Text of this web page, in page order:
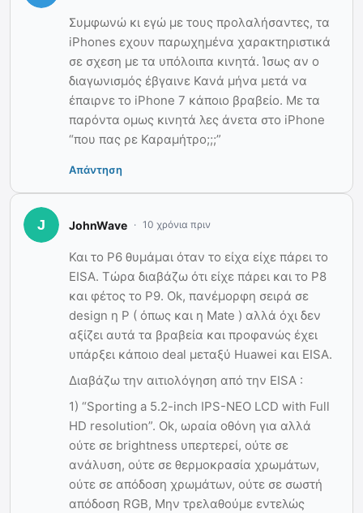
Συμφωνώ κι εγώ με τους προλαλήσαντες, τα
iPhones εχουν παρωχημένα χαρακτηριστικά
σε σχεση με τα υπόλοιπα κινητά. Ίσως αν ο
διαγωνισμός έβγαινε Κανά μήνα μετά να
έπαιρνε το iPhone 7 κάποιο βραβείο. Με τα
παρόντα ομως κινητά λες άνετα στο iPhone
“που πας ρε Καραμήτρο;;;”
Απάντηση
JohnWave 10 χρόνια πριν
Και το P6 θυμάμαι όταν το είχα είχε πάρει το
ΕΙSA. Τώρα διαβάζω ότι είχε πάρει και το P8
και φέτος το P9. Ok, πανέμορφη σειρά σε
design η P ( όπως και η Mate ) αλλά όχι δεν
αξίζει αυτά τα βραβεία και προφανώς έχει
υπάρξει κάποιο deal μεταξύ Ηuawei και EISA.
Διαβάζω την αιτιολόγηση από την EISA :
1) “Sporting a 5.2-inch IPS-NEO LCD with Full
HD resolution”. Οk, ωραία οθόνη για αλλά
ούτε σε brightness υπερτερεί, ούτε σε
ανάλυση, ούτε σε θερμοκρασία χρωμάτων,
ούτε σε απόδοση χρωμάτων, ούτε σε σωστή
απόδοση RGB, Μην τρελαθούμε εντελώς